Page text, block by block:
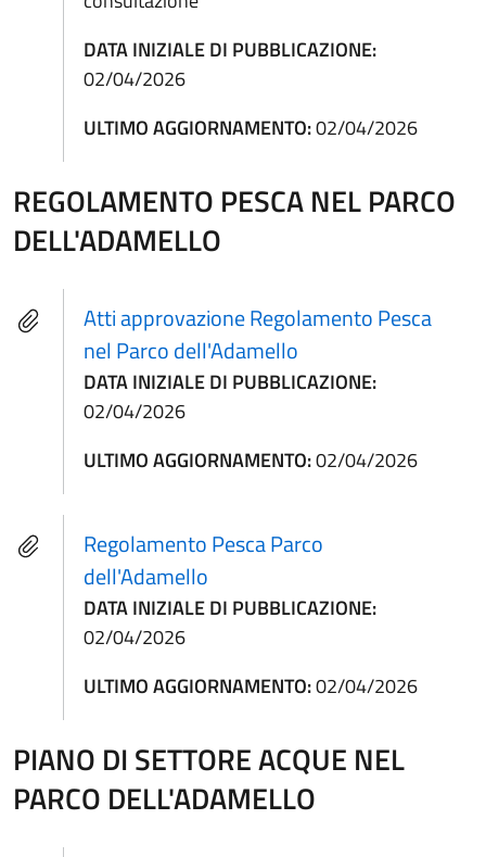
DATA INIZIALE DI PUBBLICAZIONE:
02/04/2026
ULTIMO AGGIORNAMENTO:02/04/2026
REGOLAMENTO PESCA NEL PARCO
DELL'ADAMELLO
Atti approvazione Regolamento Pesca
nel Parco dell'Adamello
DATA INIZIALE DI PUBBLICAZIONE:
02/04/2026
ULTIMO AGGIORNAMENTO:02/04/2026
Regolamento Pesca Parco
dell'Adamello
DATA INIZIALE DI PUBBLICAZIONE:
02/04/2026
ULTIMO AGGIORNAMENTO:02/04/2026
PIANO DI SETTORE ACQUE NEL
PARCO DELL'ADAMELLO